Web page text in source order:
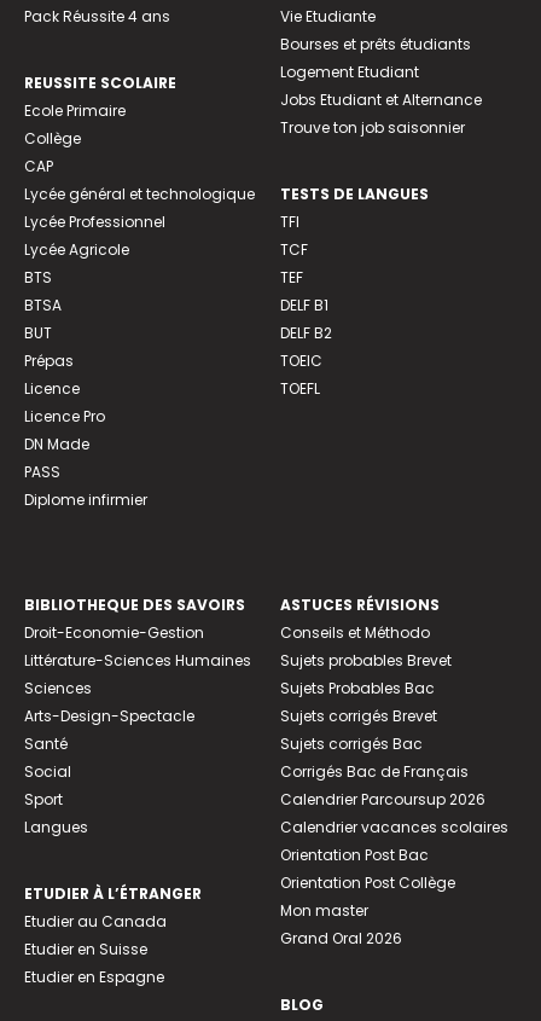
Pack Réussite 4 ans
REUSSITE SCOLAIRE
Ecole Primaire
Collège
CAP
Lycée général et technologique
Lycée Professionnel
Lycée Agricole
BTS
BTSA
BUT
Prépas
Licence
Licence Pro
DN Made
PASS
Diplome infirmier
Vie Etudiante
Bourses et prêts étudiants
Logement Etudiant
Jobs Etudiant et Alternance
Trouve ton job saisonnier
TESTS DE LANGUES
TFI
TCF
TEF
DELF B1
DELF B2
TOEIC
TOEFL
BIBLIOTHEQUE DES SAVOIRS
Droit-Economie-Gestion
Littérature-Sciences Humaines
Sciences
Arts-Design-Spectacle
Santé
Social
Sport
Langues
ETUDIER À L’ÉTRANGER
Etudier au Canada
Etudier en Suisse
Etudier en Espagne
ASTUCES RÉVISIONS
Conseils et Méthodo
Sujets probables Brevet
Sujets Probables Bac
Sujets corrigés Brevet
Sujets corrigés Bac
Corrigés Bac de Français
Calendrier Parcoursup 2026
Calendrier vacances scolaires
Orientation Post Bac
Orientation Post Collège
Mon master
Grand Oral 2026
BLOG